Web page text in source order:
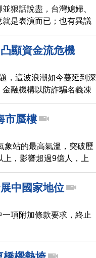
前的消防維修招標資
隱患」。
狠話說盡，台灣媳婦、
是表演而已；也有異議
顯資金流危機
，這波浪潮如今蔓延到深
融機構以防詐騙名義凍
轉時間。
市蜃樓
象站的最高氣溫，突破歷
，影響超過9億人，上
暴雨肆虐，山洪爆發，
中國家地位
項附加條款要求，終止